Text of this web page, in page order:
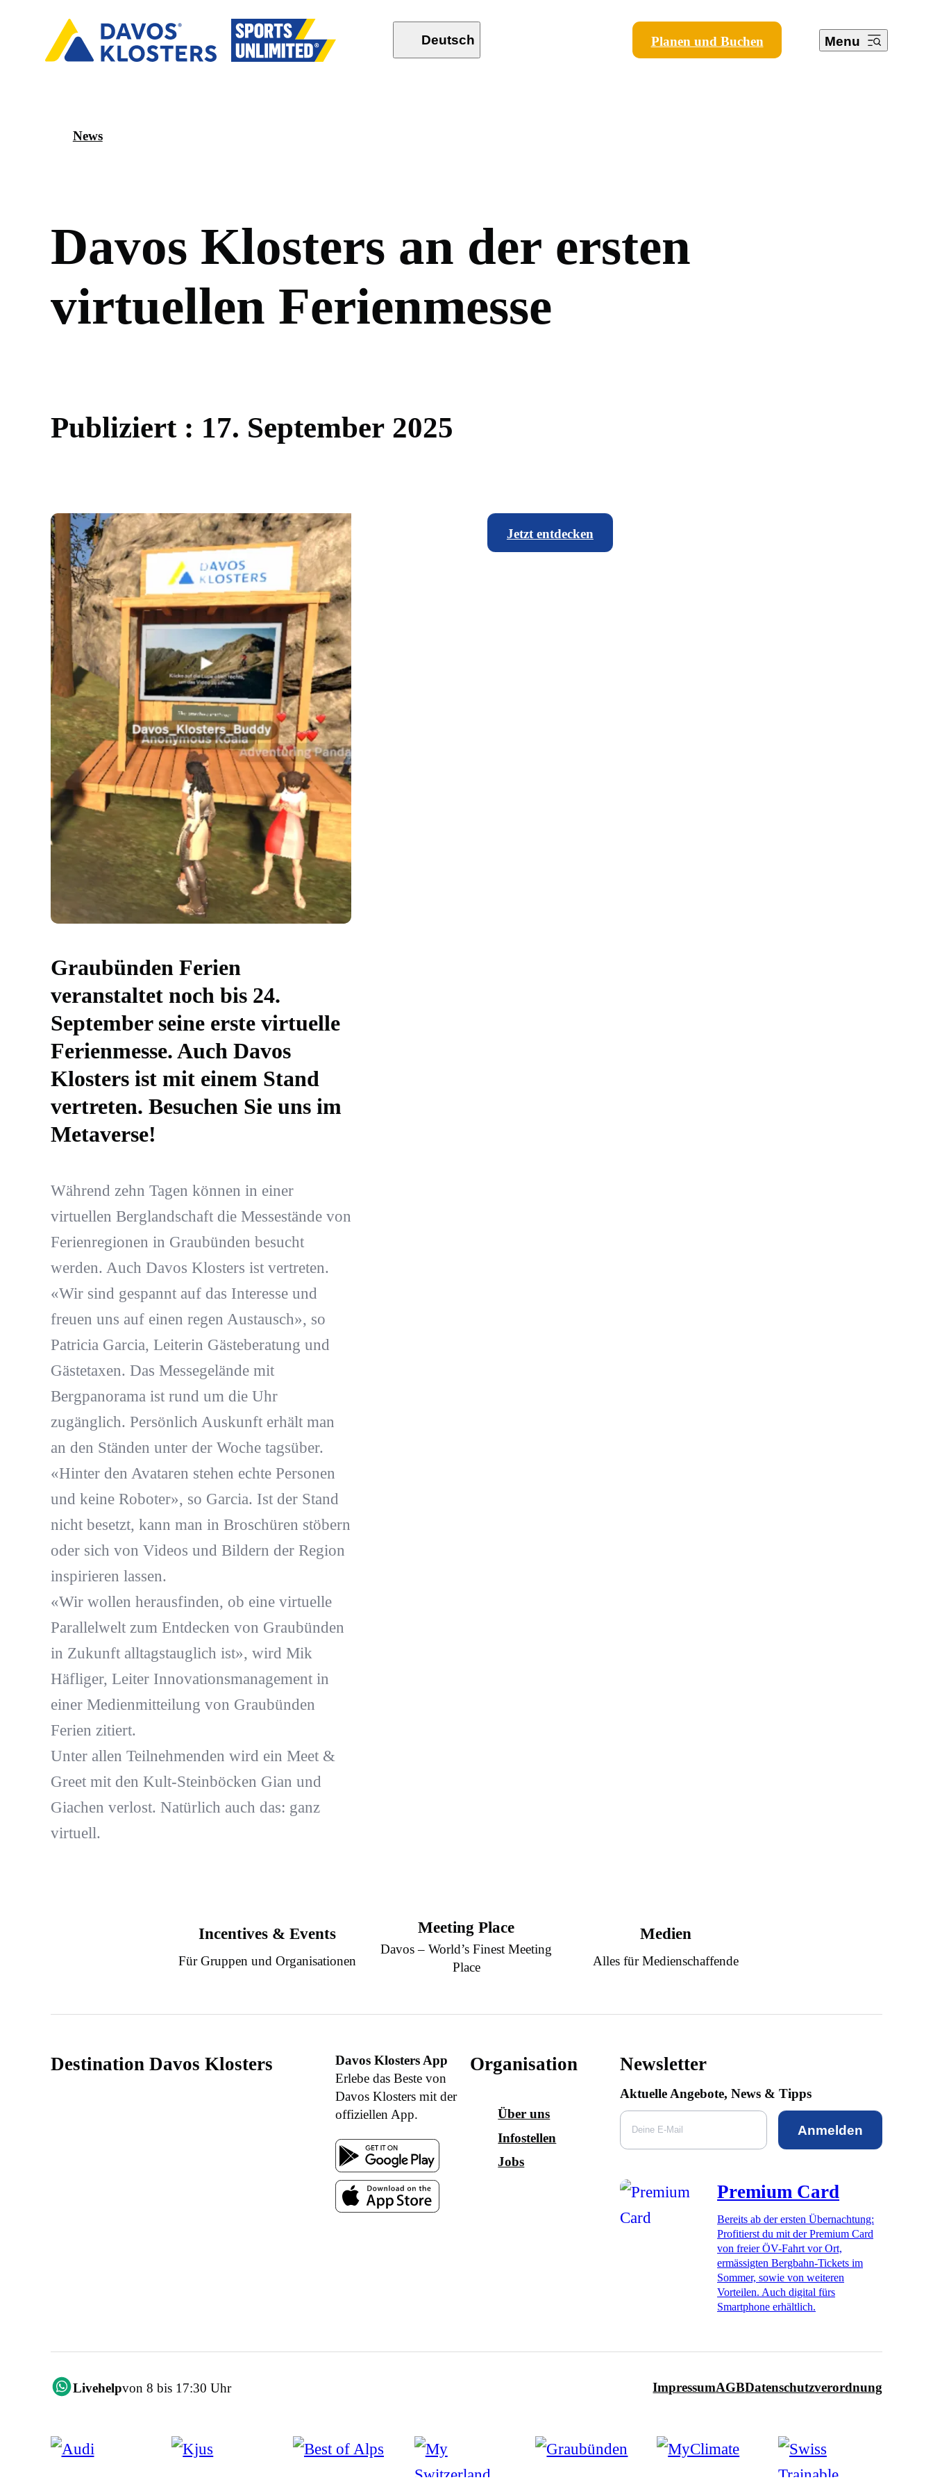
Deutsch Planen und Buchen Menu
News
Davos Klosters an der ersten
virtuellen Ferienmesse
Publiziert : 17. September 2025
Graubünden Ferien
veranstaltet noch bis 24.
September seine erste virtuelle
Ferienmesse. Auch Davos
Klosters ist mit einem Stand
vertreten. Besuchen Sie uns im
Metaverse!
Während zehn Tagen können in einer
virtuellen Berglandschaft die Messestände von
Ferienregionen in Graubünden besucht
werden. Auch Davos Klosters ist vertreten.
«Wir sind gespannt auf das Interesse und
freuen uns auf einen regen Austausch», so
Patricia Garcia, Leiterin Gästeberatung und
Gästetaxen. Das Messegelände mit
Bergpanorama ist rund um die Uhr
zugänglich. Persönlich Auskunft erhält man
an den Ständen unter der Woche tagsüber.
«Hinter den Avataren stehen echte Personen
und keine Roboter», so Garcia. Ist der Stand
nicht besetzt, kann man in Broschüren stöbern
oder sich von Videos und Bildern der Region
inspirieren lassen.
«Wir wollen herausfinden, ob eine virtuelle
Parallelwelt zum Entdecken von Graubünden
in Zukunft alltagstauglich ist», wird Mik
Häfliger, Leiter Innovationsmanagement in
einer Medienmitteilung von Graubünden
Ferien zitiert.
Unter allen Teilnehmenden wird ein Meet &
Greet mit den Kult-Steinböcken Gian und
Giachen verlost. Natürlich auch das: ganz
virtuell.
Jetzt entdecken
Incentives & Events
Für Gruppen und Organisationen
Meeting Place
Davos – World’s Finest Meeting
Place
Medien
Alles für Medienschaffende
Destination Davos Klosters
Davos Klosters App
Erlebe das Beste von
Davos Klosters mit der
offiziellen App.
Organisation
Über uns
Infostellen
Jobs
Newsletter
Aktuelle Angebote, News & Tipps
Anmelden
Premium Card
Bereits ab der ersten Übernachtung:
Profitierst du mit der Premium Card
von freier ÖV-Fahrt vor Ort,
ermässigten Bergbahn-Tickets im
Sommer, sowie von weiteren
Vorteilen. Auch digital fürs
Smartphone erhältlich.
Livehelpvon 8 bis 17:30 Uhr ImpressumAGBDatenschutzverordnung